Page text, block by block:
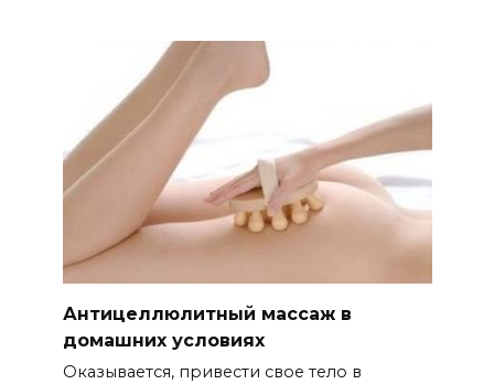
Антицеллюлитный массаж в
домашних условиях
Оказывается, привести свое тело в